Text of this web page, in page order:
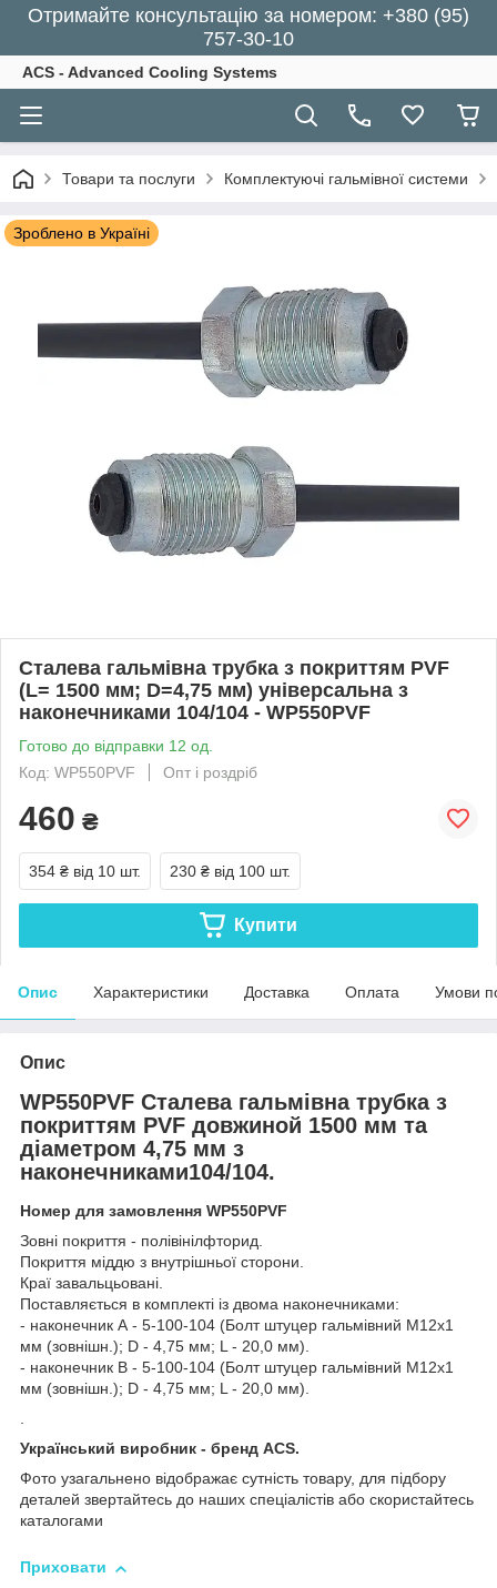
Отримайте консультацію за номером: +380 (95)
757-30-10
ACS - Advanced Cooling Systems
Товари та послуги Комплектуючі гальмівної системи
Зроблено в Україні
Сталева гальмівна трубка з покриттям PVF
(L= 1500 мм; D=4,75 мм) універсальна з
наконечниками 104/104 - WP550PVF
Готово до відправки 12 од.
Код: WP550PVF
Опт і роздріб
460 ₴
354 ₴ від 10 шт. 230 ₴ від 100 шт.
Купити
Опис Характеристики Доставка Оплата Умови
Опис
WP550PVF Сталева гальмівна трубка з
покриттям PVF довжиной 1500 мм та
діаметром 4,75 мм з
наконечниками104/104.
Номер для замовлення WP550PVF
Зовні покриття - полівінілфторид.
Покриття міддю з внутрішньої сторони.
Краї завальцьовані.
Поставляється в комплекті із двома наконечниками:
- наконечник А - 5-100-104 (Болт штуцер гальмівний М12х1
мм (зовнішн.); D - 4,75 мм; L - 20,0 мм).
- наконечник В - 5-100-104 (Болт штуцер гальмівний М12х1
мм (зовнішн.); D - 4,75 мм; L - 20,0 мм).
.
Український виробник - бренд ACS.
Фото узагальнено відображає сутність товару, для підбору
деталей звертайтесь до наших спеціалістів або скористайтесь
каталогами
Приховати